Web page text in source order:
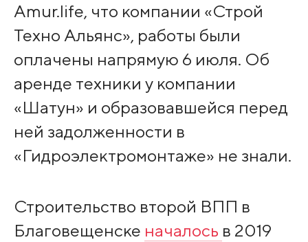
Amur.life, что компании «Строй
Техно Альянс», работы были
оплачены напрямую 6 июля. Об
аренде техники у компании
«Шатун» и образовавшейся перед
ней задолженности в
«Гидроэлектромонтаже» не знали.
Строительство второй ВПП в
Благовещенске началось в 2019